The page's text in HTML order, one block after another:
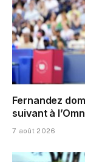
Fernandez
suivant à
7 août 2026